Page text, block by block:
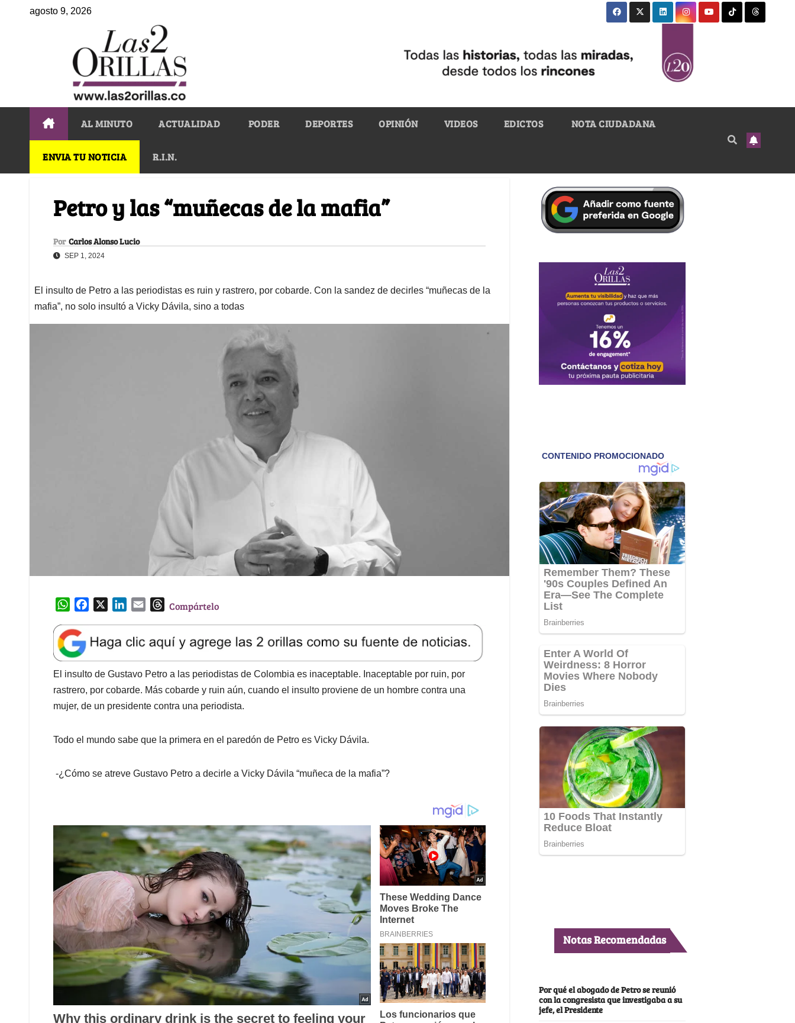
agosto 9, 2026
AL MINUTO ACTUALIDAD PODER DEPORTES OPINIÓN VIDEOS EDICTOS NOTA CIUDADANA
ENVIA TU NOTICIA R.I.N.
Petro y las “muñecas de la mafia”
Por Carlos Alonso Lucio
SEP 1, 2024
El insulto de Petro a las periodistas es ruin y rastrero, por cobarde. Con la sandez de decirles “muñecas de la
mafia”, no solo insultó a Vicky Dávila, sino a todas
W
a
t
s
A
p
p
e
b
o
o
k
k
e
d
I
n
l
T
e
a
d
s
Compártelo
El insulto de Gustavo Petro a las periodistas de Colombia es inaceptable. Inaceptable por ruin, por
rastrero, por cobarde. Más cobarde y ruin aún, cuando el insulto proviene de un hombre contra una
mujer, de un presidente contra una periodista.
Todo el mundo sabe que la primera en el paredón de Petro es Vicky Dávila.
-¿Cómo se atreve Gustavo Petro a decirle a Vicky Dávila “muñeca de la mafia”?
Notas Recomendadas
Por qué el abogado de Petro se reunió
con la congresista que investigaba a su
jefe, el Presidente